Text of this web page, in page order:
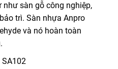
sàn gỗ công nghiệp,
trì. Sàn nhựa Anpro
và nó hoàn toàn